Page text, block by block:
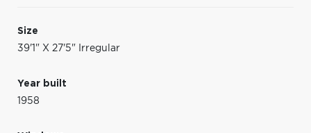
Size
39'1" X 27'5" Irregular
Year built
1958